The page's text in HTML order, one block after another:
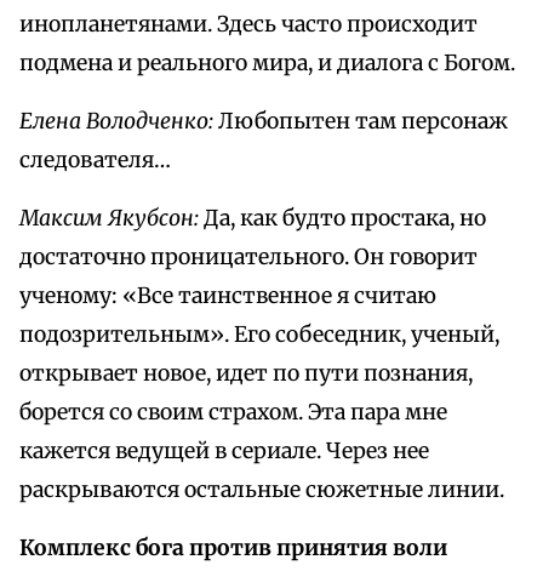
инопланетянами. Здесь часто происходит
подмена и реального мира, и диалога с Богом.
Елена Володченко:Любопытен там персонаж
следователя…
Максим Якубсон:Да, как будто простака, но
достаточно проницательного. Он говорит
ученому: «Все таинственное я считаю
подозрительным». Его собеседник, ученый,
открывает новое, идет по пути познания,
борется со своим страхом. Эта пара мне
кажется ведущей в сериале. Через нее
раскрываются остальные сюжетные линии.
Комплекс бога против принятия воли